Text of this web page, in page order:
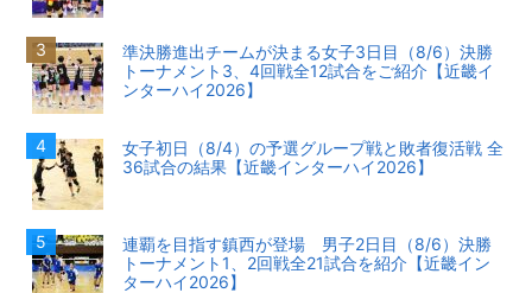
準決勝進出チームが決まる女子3日目（8/6）決勝
トーナメント3、4回戦全12試合をご紹介【近畿イ
ンターハイ2026】
女子初日（8/4）の予選グループ戦と敗者復活戦 全
36試合の結果【近畿インターハイ2026】
連覇を目指す鎮西が登場 男子2日目（8/6）決勝
トーナメント1、2回戦全21試合を紹介【近畿イン
ターハイ2026】